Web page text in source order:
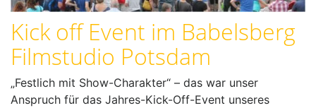
u
s
Kick off Event im Babelsberg
Filmstudio Potsdam
„Festlich mit Show-Charakter“ – das war unser
Anspruch für das Jahres-Kick-Off-Event unseres